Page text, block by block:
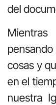
del
cosas y
en el
nuestra